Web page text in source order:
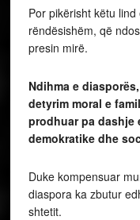
Por pikërisht këtu
rëndësishëm, që
presin mirë.
Ndihma e
detyrim moral e
prodhuar pa dashje
demokratike dhe
Duke kompensuar
diaspora ka zbutur
shtetit.